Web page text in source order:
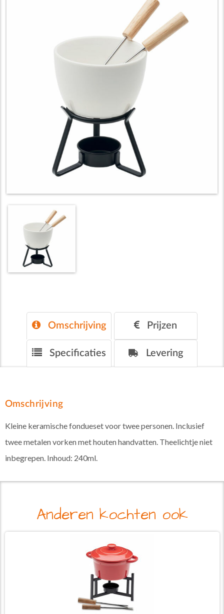
Omschrijving Prijzen
Specificaties Levering
Omschrijving
Kleine keramische fondueset voor twee personen. Inclusief
twee metalen vorken met houten handvatten. Theelichtje niet
inbegrepen. Inhoud: 240ml.
Anderen kochten ook